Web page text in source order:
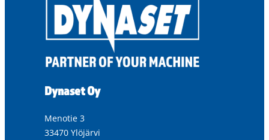
Dynaset Oy
Menotie 3
33470 Ylöjärvi